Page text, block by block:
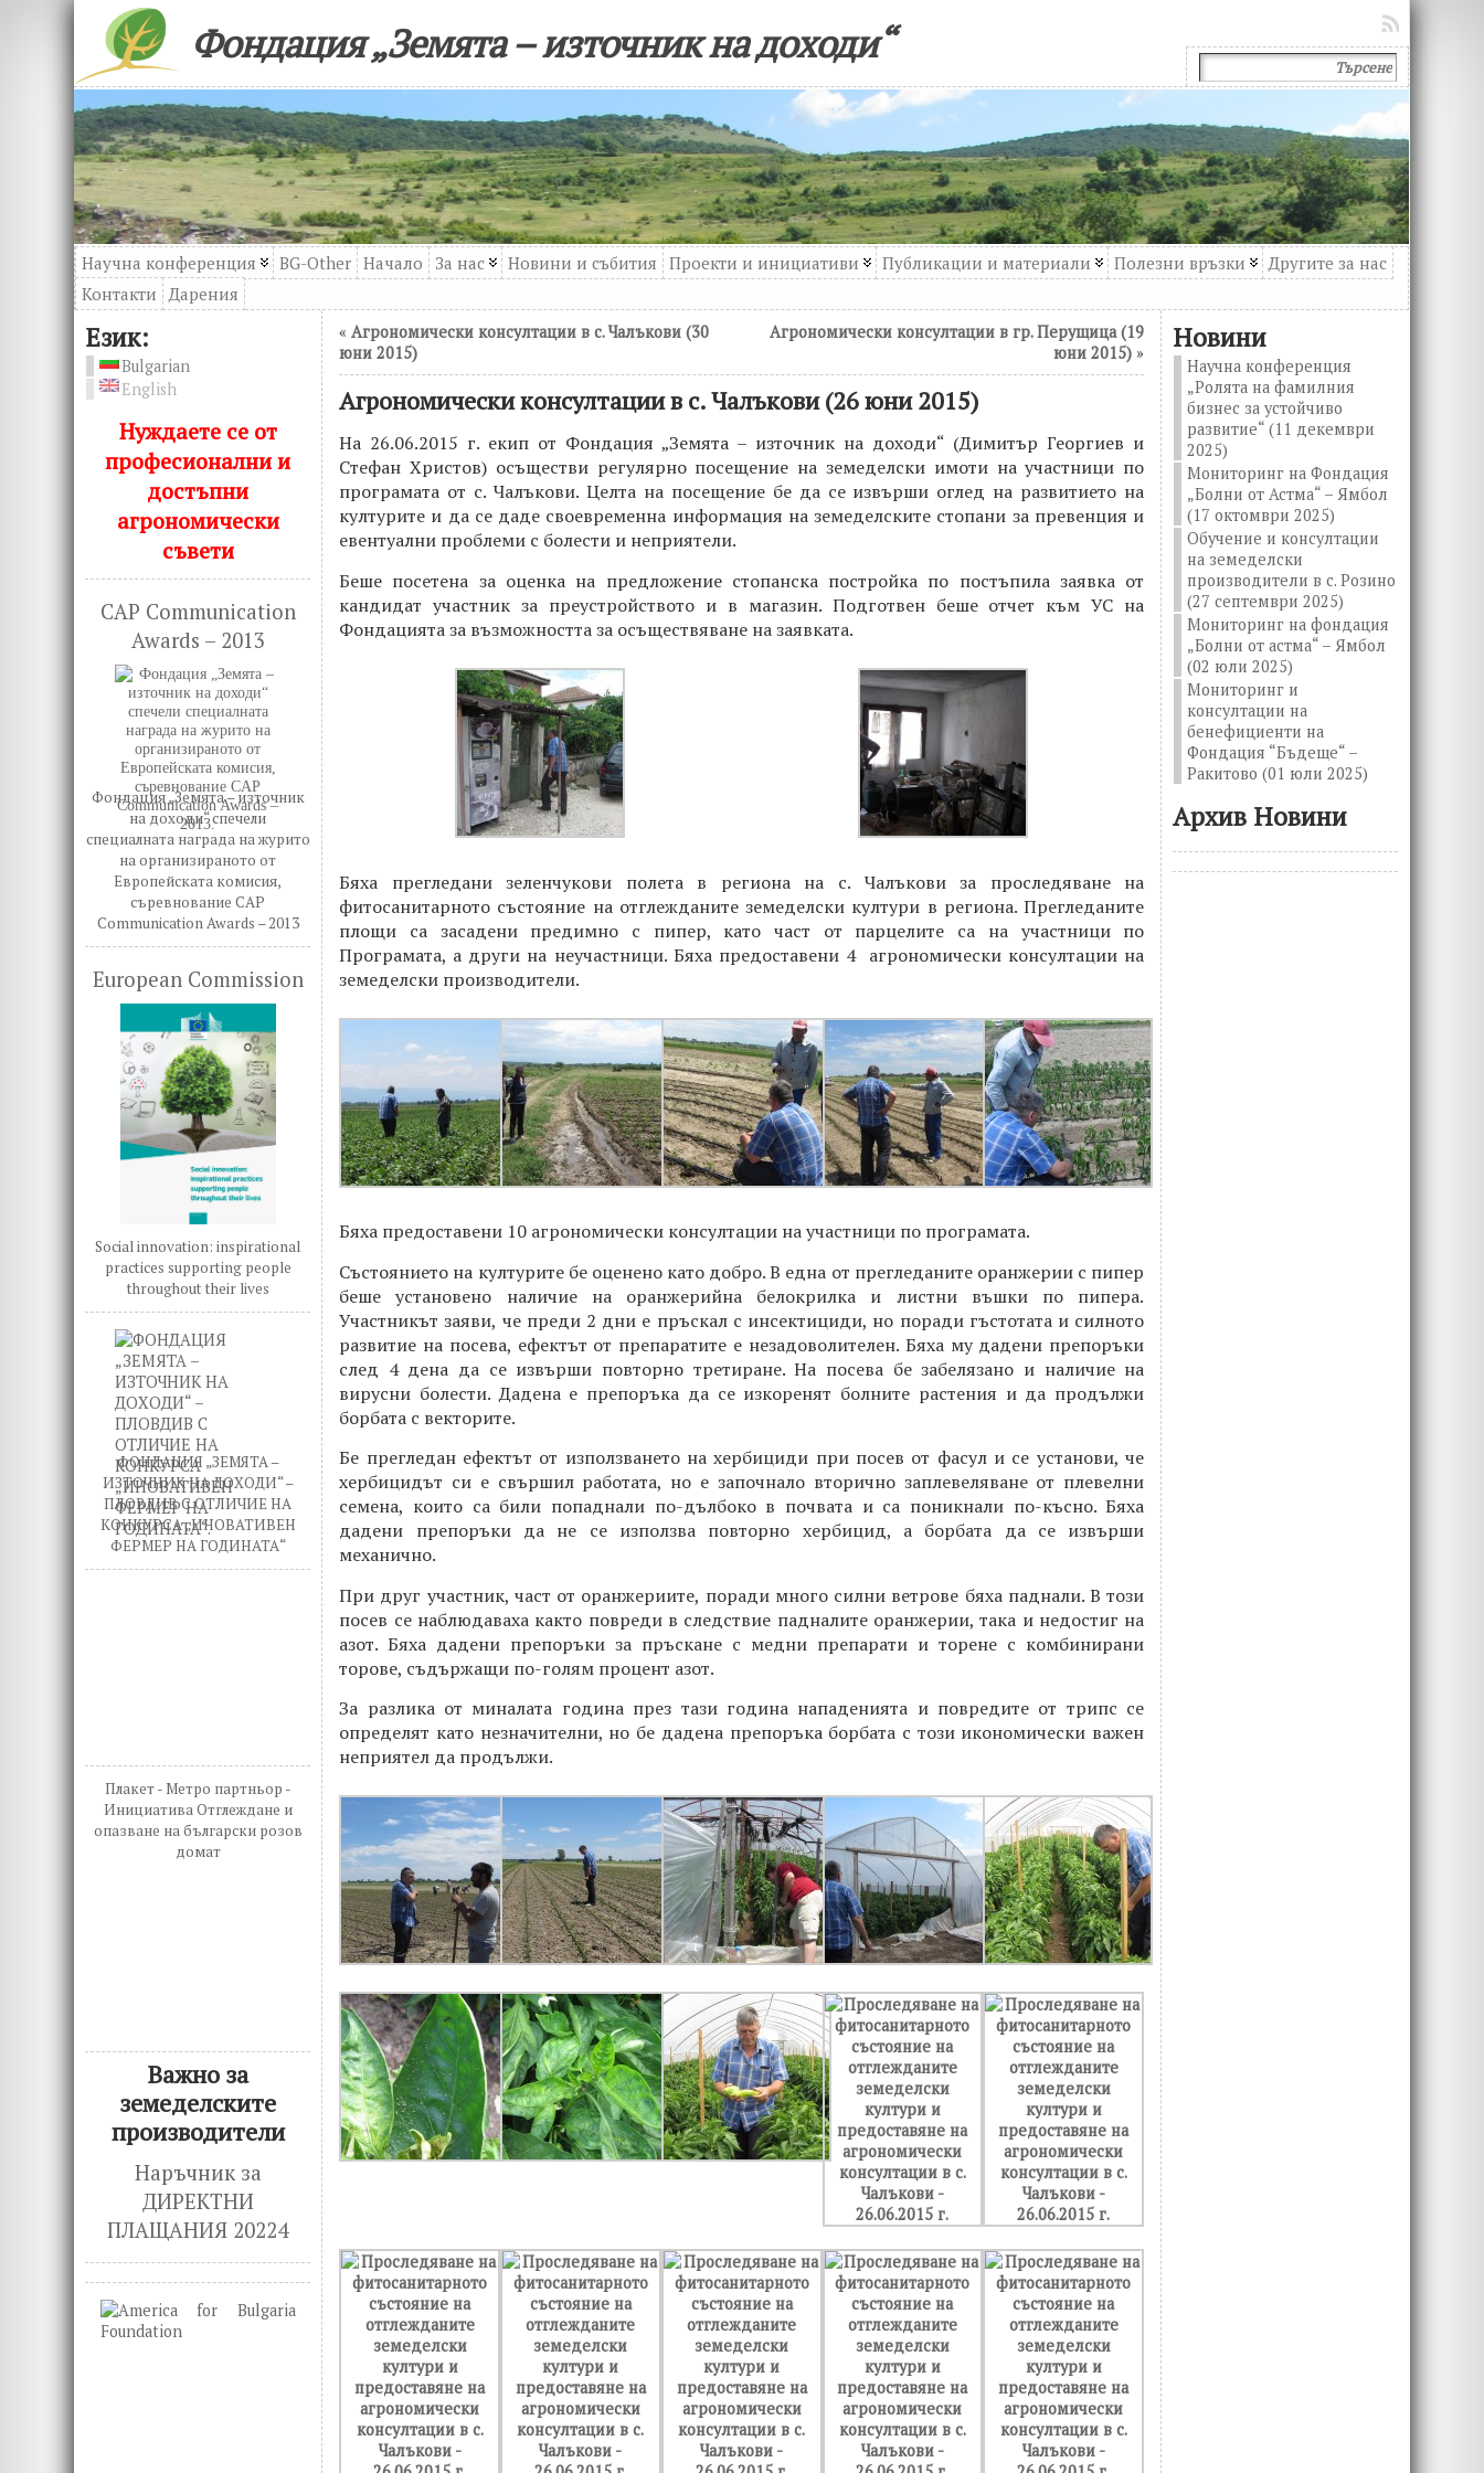
Фондация „Земята – източник на доходи“
Научна конференция BG-Other Начало За нас Новини и събития Проекти и инициативи Публикации и материали Полезни връзки
Другите за нас
Контакти
Дарения
Език:
Bulgarian
English
Нуждаете се от
професионални и
достъпни
агрономически
съвети
CAP Communication
Awards – 2013
Фондация „Земята – източник
на доходи“ спечели
специалната награда на журито
на организираното от
Европейската комисия,
съревнование CAP
Communication Awards – 2013
European Commission
Social innovation: inspirational
practices supporting people
throughout their lives
ФОНДАЦИЯ „ЗЕМЯТА –
ИЗТОЧНИК НА ДОХОДИ“ –
ПЛОВДИВ С ОТЛИЧИЕ НА
КОНКУРСА „ИНОВАТИВЕН
ФЕРМЕР НА ГОДИНАТА“
Плакет - Метро партньор -
Инициатива Отглеждане и
опазване на български розов
домат
Важно за
земеделските
производители
Наръчник за
ДИРЕКТНИ
ПЛАЩАНИЯ 20224
«Агрономически консултации в с. Чалъкови (30
юни 2015)
Агрономически консултации в гр. Перущица (19
юни 2015) »
Агрономически консултации в с. Чалъкови (26 юни 2015)
На 26.06.2015 г. екип от Фондация „Земята – източник на доходи“ (Димитър Георгиев и
Стефан Христов) осъществи регулярно посещение на земеделски имоти на участници по
програмата от с. Чалъкови. Целта на посещение бе да се извърши оглед на развитието на
културите и да се даде своевременна информация на земеделските стопани за превенция и
евентуални проблеми с болести и неприятели.
Беше посетена за оценка на предложение стопанска постройка по постъпила заявка от
кандидат участник за преустройството и в магазин. Подготвен беше отчет към УС на
Фондацията за възможността за осъществяване на заявката.
Бяха прегледани зеленчукови полета в региона на с. Чалъкови за проследяване на
фитосанитарното състояние на отглежданите земеделски култури в региона. Прегледаните
площи са засадени предимно с пипер, като част от парцелите са на участници по
Програмата, а други на неучастници. Бяха предоставени 4 агрономически консултации на
земеделски производители.
Бяха предоставени 10 агрономически консултации на участници по програмата.
Състоянието на културите бе оценено като добро. В една от прегледаните оранжерии с пипер
беше установено наличие на оранжерийна белокрилка и листни въшки по пипера.
Участникът заяви, че преди 2 дни е пръскал с инсектициди, но поради гъстотата и силното
развитие на посева, ефектът от препаратите е незадоволителен. Бяха му дадени препоръки
след 4 дена да се извърши повторно третиране. На посева бе забелязано и наличие на
вирусни болести. Дадена е препоръка да се изкоренят болните растения и да продължи
борбата с векторите.
Бе прегледан ефектът от използването на хербициди при посев от фасул и се установи, че
хербицидът си е свършил работата, но е започнало вторично заплевеляване от плевелни
семена, които са били попаднали по-дълбоко в почвата и са поникнали по-късно. Бяха
дадени препоръки да не се използва повторно хербицид, а борбата да се извърши
механично.
При друг участник, част от оранжериите, поради много силни ветрове бяха паднали. В този
посев се наблюдаваха както повреди в следствие падналите оранжерии, така и недостиг на
азот. Бяха дадени препоръки за пръскане с медни препарати и торене с комбинирани
торове, съдържащи по-голям процент азот.
За разлика от миналата година през тази година нападенията и повредите от трипс се
определят като незначителни, но бе дадена препоръка борбата с този икономически важен
неприятел да продължи.
Новини
Научна конференция
„Ролята на фамилния
бизнес за устойчиво
развитие“ (11 декември
2025)
Мониторинг на Фондация
„Болни от Астма“ – Ямбол
(17 октомври 2025)
Обучение и консултации
на земеделски
производители в с. Розино
(27 септември 2025)
Мониторинг на фондация
„Болни от астма“ – Ямбол
(02 юли 2025)
Мониторинг и
консултации на
бенефициенти на
Фондация “Бъдеще“ –
Ракитово (01 юли 2025)
Архив Новини